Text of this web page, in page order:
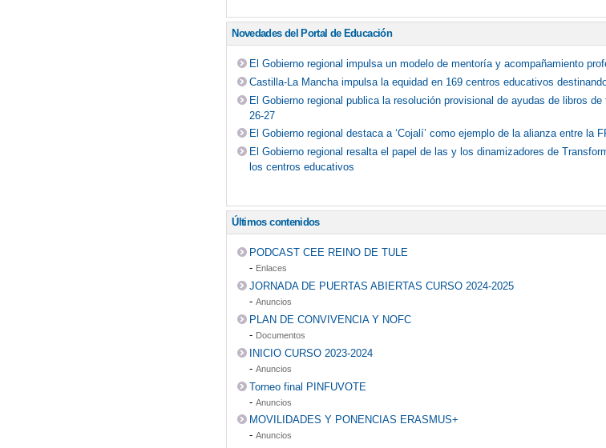
Novedades del Portal de Educación
El Gobierno regional impulsa un modelo de mentoría y acompañamiento
Castilla-La Mancha impulsa la equidad en 169 centros educativos
El Gobierno regional publica la resolución provisional de ayudas de libros
26-27
El Gobierno regional destaca a ‘Cojalí’ como ejemplo de la alianza entre la
El Gobierno regional resalta el papel de las y los dinamizadores de
los centros educativos
Últimos contenidos
PODCAST CEE REINO DE TULE
- Enlaces
JORNADA DE PUERTAS ABIERTAS CURSO 2024-2025
-Anuncios
PLAN DE CONVIVENCIA Y NOFC
- Documentos
INICIO CURSO 2023-2024
-Anuncios
Torneo final PINFUVOTE
-Anuncios
MOVILIDADES Y PONENCIAS ERASMUS+
-Anuncios